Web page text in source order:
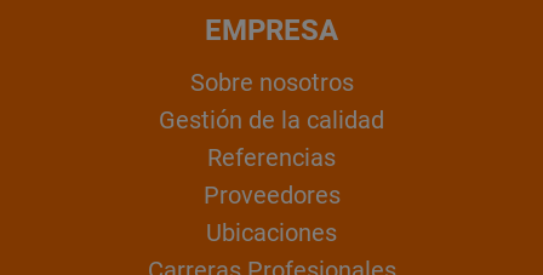
EMPRESA
Sobre nosotros
Gestión de la calidad
Referencias
Proveedores
Ubicaciones